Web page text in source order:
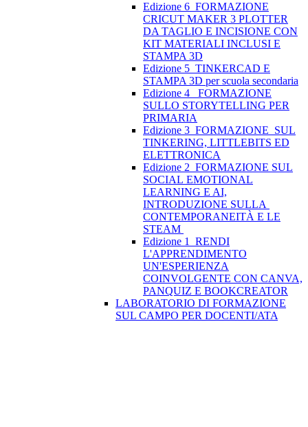
Edizione 6_FORMAZIONE
CRICUT MAKER 3 PLOTTER
DA TAGLIO E INCISIONE CON
KIT MATERIALI INCLUSI E
STAMPA 3D
Edizione 5_TINKERCAD E
STAMPA 3D per scuola secondaria
Edizione 4_ FORMAZIONE
SULLO STORYTELLING PER
PRIMARIA
Edizione 3_FORMAZIONE SUL
TINKERING, LITTLEBITS ED
ELETTRONICA
Edizione 2_FORMAZIONE SUL
SOCIAL EMOTIONAL
LEARNING E AI,
INTRODUZIONE SULLA
CONTEMPORANEITÀ E LE
STEAM
Edizione 1_RENDI
L'APPRENDIMENTO
UN'ESPERIENZA
COINVOLGENTE CON CANVA,
PANQUIZ E BOOKCREATOR
LABORATORIO DI FORMAZIONE
SUL CAMPO PER DOCENTI/ATA